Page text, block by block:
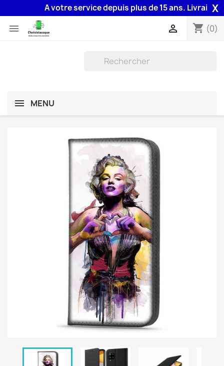
A votre service depuis plus de 15 ans. LivraisonX
 shopping_cart (0)

MENU